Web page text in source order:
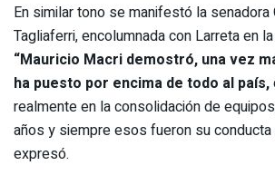
En similar tono se manifestó la senadora
Tagliaferri, encolumnada con Larreta en
“Mauricio Macri demostró, una vez
ha puesto por encima de todo al país,
realmente en la consolidación de
años y siempre esos fueron su
expresó.